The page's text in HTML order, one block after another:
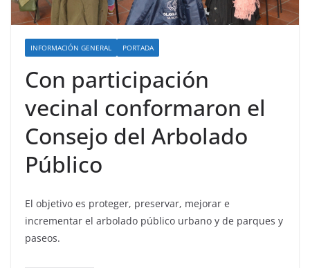
INFORMACIÓN GENERAL PORTADA
Con participación
vecinal conformaron el
Consejo del Arbolado
Público
El objetivo es proteger, preservar, mejorar e
incrementar el arbolado público urbano y de parques y
paseos.